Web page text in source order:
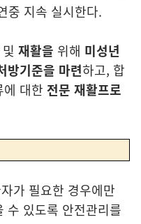
중 지속 실시한다.
및 재활을 위해 미성년
방기준을 마련하고, 합
대한 전문 재활프로
가 필요한 경우에만
수 있도록 안전관리를